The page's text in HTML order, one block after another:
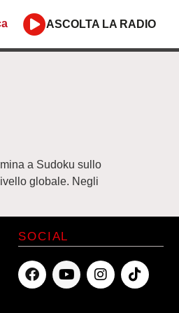
ASCOLTA LA RADIO
a Sudoku sullo
globale. Negli
SOCIAL